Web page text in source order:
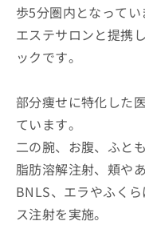
歩5分圏内となってい
エステサロンと提携
ックです。
部分痩せに特化した
ています。
二の腕、お腹、ふと
脂肪溶解注射、頬や
BNLS、エラやふく
ス注射を実施。